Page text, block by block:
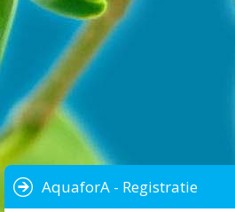
AquaforA - Registratie